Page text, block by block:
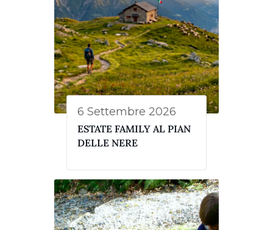
6 Settembre 2026
ESTATE FAMILY AL PIAN
DELLE NERE